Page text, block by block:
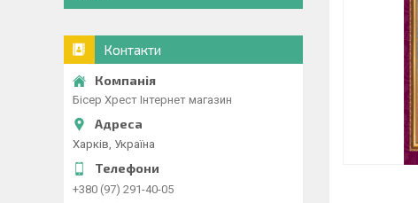
Контакти
Бісер Хрест Інтернет магазин
Харків, Україна
+380 (97) 291-40-05